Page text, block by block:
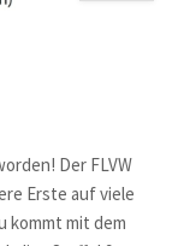
Der FLVW
Erste auf viele
kommt mit dem